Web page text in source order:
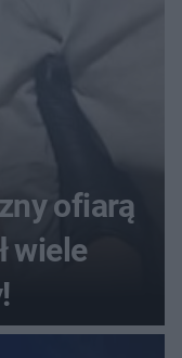
ofiarą
wiele